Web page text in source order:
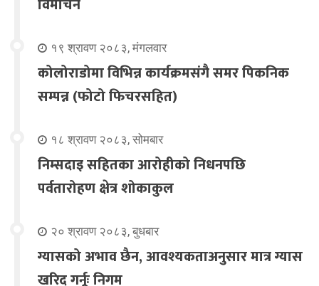
विमोचन
१९ श्रावण २०८३, मंगलवार
कोलोराडोमा विभिन्न कार्यक्रमसंगै समर पिकनिक
सम्पन्न (फोटो फिचरसहित)
१८ श्रावण २०८३, सोमबार
निम्सदाइ सहितका आरोहीको निधनपछि
पर्वतारोहण क्षेत्र शोकाकुल
२० श्रावण २०८३, बुधबार
ग्यासको अभाव छैन, आवश्यकताअनुसार मात्र ग्यास
खरिद गर्नूः निगम